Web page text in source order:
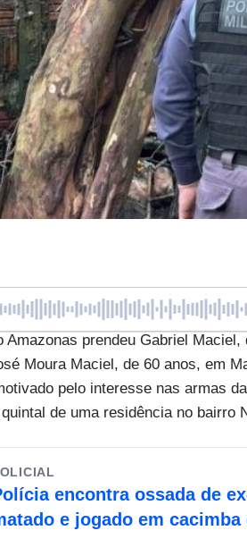
Amazonas prendeu Gabriel
Moura Maciel, de 60 anos, em
pelo interesse nas armas
de uma residência no bairro
encontra ossada de
e jogado em cacimba